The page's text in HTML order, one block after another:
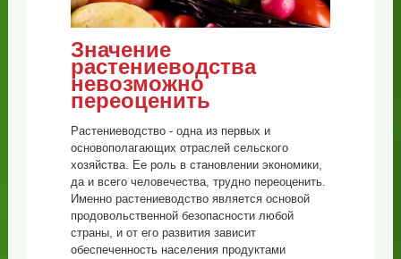
Значение
растениеводства
невозможно
переоценить
Растениеводство - одна из первых и
основополагающих отраслей сельского
хозяйства. Ее роль в становлении экономики,
да и всего человечества, трудно переоценить.
Именно растениеводство является основой
продовольственной безопасности любой
страны, и от его развития зависит
обеспеченность населения продуктами